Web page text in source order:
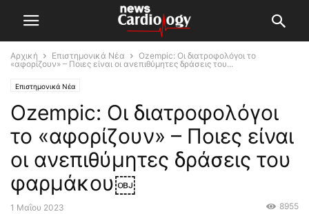
Αρχική Επιστημονικά Νέα
Ozempic: Οι διατροφολόγοι το
«αφορίζουν» – Ποιες είναι οι ανεπιθύμητες δράσεις του...
Επιστημονικά Νέα
Ozempic: Οι διατροφολόγοι
το «αφορίζουν» – Ποιες είναι
οι ανεπιθύμητες δράσεις του
φαρμάκου￼
1 Μαΐου 2023 8955